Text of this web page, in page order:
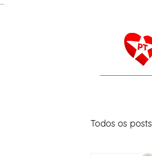
Todos os posts